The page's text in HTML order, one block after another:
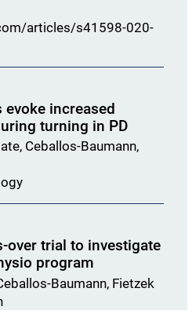
articles/s41598-020-
increased
turning in PD
Ceballos-Baumann,
over trial to investigate
program
Baumann, Fietzek